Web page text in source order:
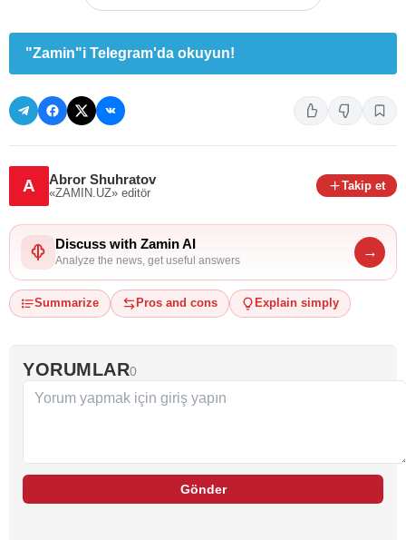
"Zamin"i Telegram'da okuyun!
A Abror Shuhratov
«ZAMIN.UZ» editör
Takip et
Discuss with Zamin AI
Analyze the news, get useful answers
→
Summarize Pros and cons Explain simply
YORUMLAR0
Gönder